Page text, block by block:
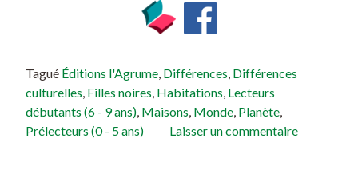
Tagué Éditions l'Agrume Différences Différences
culturelles Filles noires Habitations Lecteurs
débutants (6 - 9 ans) Maisons Monde Planète
Prélecteurs (0 - 5 ans)
Laisser un commentaire